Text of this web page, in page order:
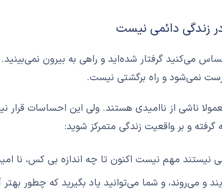
می‌کنید گرفتار شده‌اید و راهی به بیرون
نمی‌شود و راه برگشتی نیست.
ناشي از نا‌امیدی هستند. ولی این احساسات
گرفته و بر واقعیت زندگی متمرکز شوید:
نیستند مهم نیست اکنون تا چه اندازه بی کس، نا
و می‌روند، و شما می‌توانید یاد بگیرید که چطور بهتر